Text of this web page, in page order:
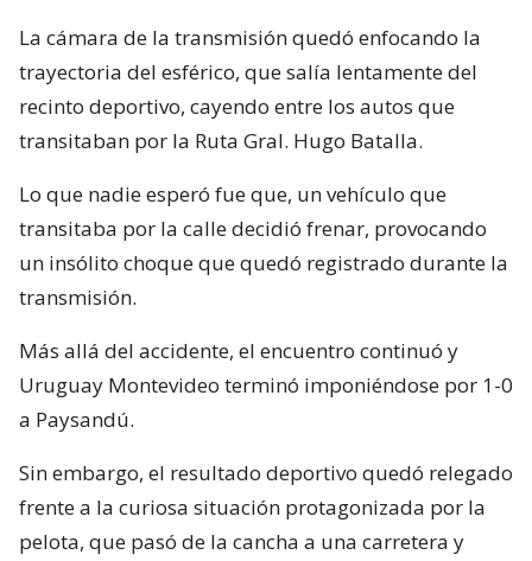
La cámara de la transmisión quedó enfocando la
trayectoria del esférico, que salía lentamente del
recinto deportivo, cayendo entre los autos que
transitaban por la Ruta Gral. Hugo Batalla.
Lo que nadie esperó fue que, un vehículo que
transitaba por la calle decidió frenar, provocando
un insólito choque que quedó registrado durante la
transmisión.
Más allá del accidente, el encuentro continuó y
Uruguay Montevideo terminó imponiéndose por 1-0
a Paysandú.
Sin embargo, el resultado deportivo quedó relegado
frente a la curiosa situación protagonizada por la
pelota, que pasó de la cancha a una carretera y